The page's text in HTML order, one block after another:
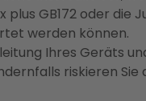
plus GB172 oder die
werden können.
Ihres Geräts
riskieren Sie